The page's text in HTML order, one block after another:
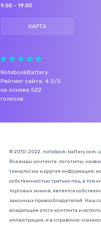
9:00 - 19:00
КАРТА
NotebookBattery.
Рейтинг сайта: 4.5/5
на основе 522
голосов.
© 2010-2022. notebook-
Все виды контента: логотипы,
технологии и другая информация,
собственностью третьих лиц, в том
торговых знаков, является
законных правообладателей. Наш
владельцем этого контента и
иллюстрации, и в справочно-